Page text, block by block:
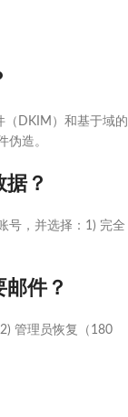
（DKIM）和基于域的
伪造。
？
号，并选择：1) 完全
件？
管理员恢复（180